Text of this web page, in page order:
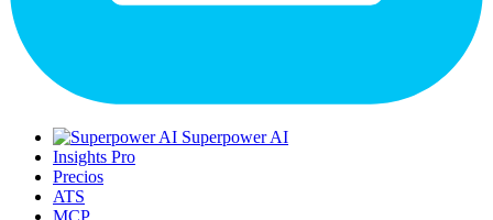
Superpower AI
Insights Pro
Precios
ATS
MCP